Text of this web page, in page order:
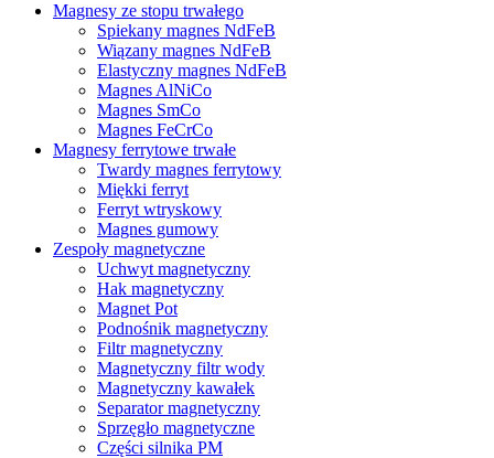
Magnesy ze stopu trwałego
Spiekany magnes NdFeB
Wiązany magnes NdFeB
Elastyczny magnes NdFeB
Magnes AlNiCo
Magnes SmCo
Magnes FeCrCo
Magnesy ferrytowe trwałe
Twardy magnes ferrytowy
Miękki ferryt
Ferryt wtryskowy
Magnes gumowy
Zespoły magnetyczne
Uchwyt magnetyczny
Hak magnetyczny
Magnet Pot
Podnośnik magnetyczny
Filtr magnetyczny
Magnetyczny filtr wody
Magnetyczny kawałek
Separator magnetyczny
Sprzęgło magnetyczne
Części silnika PM